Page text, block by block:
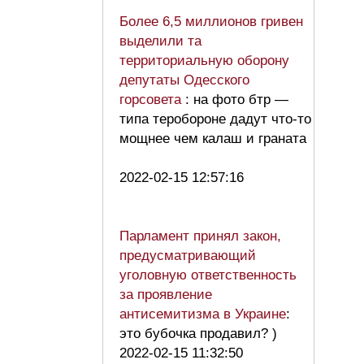
Более 6,5 миллионов гривен
выделили та
территориальную оборону
депутаты Одесского
горсовета : на фото бтр —
типа теробороне дадут что-то
мощнее чем калаш и граната
2022-02-15 12:57:16
Парламент принял закон,
предусматривающий
уголовную ответственность
за проявление
антисемитизма в Украине:
это бубочка продавил? )
2022-02-15 11:32:50